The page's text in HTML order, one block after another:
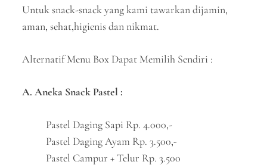
Untuk snack-snack yang kami tawarkan dijamin,
aman, sehat,higienis dan nikmat.
Alternatif Menu Box Dapat Memilih Sendiri :
A. Aneka Snack Pastel :
Pastel Daging Sapi Rp. 4.000,-
Pastel Daging Ayam Rp. 3.500,-
Pastel Campur + Telur Rp. 3.500